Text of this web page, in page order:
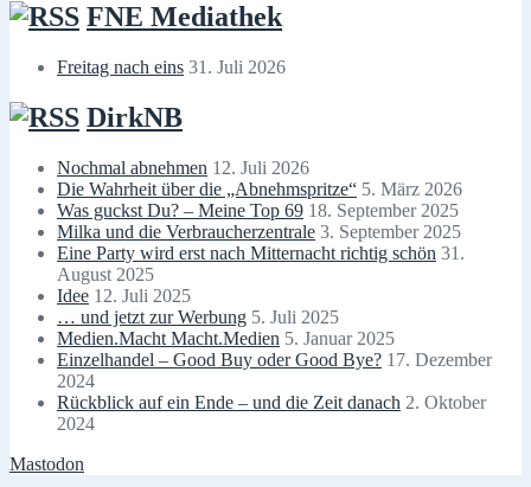
FNE Mediathek
Freitag nach eins 31. Juli 2026
DirkNB
Nochmal abnehmen 12. Juli 2026
Die Wahrheit über die „Abnehmspritze“ 5. März 2026
Was guckst Du? – Meine Top 69 18. September 2025
Milka und die Verbraucherzentrale 3. September 2025
Eine Party wird erst nach Mitternacht richtig schön 31.
August 2025
Idee 12. Juli 2025
… und jetzt zur Werbung 5. Juli 2025
Medien.Macht Macht.Medien 5. Januar 2025
Einzelhandel – Good Buy oder Good Bye? 17. Dezember
2024
Rückblick auf ein Ende – und die Zeit danach 2. Oktober
2024
Mastodon